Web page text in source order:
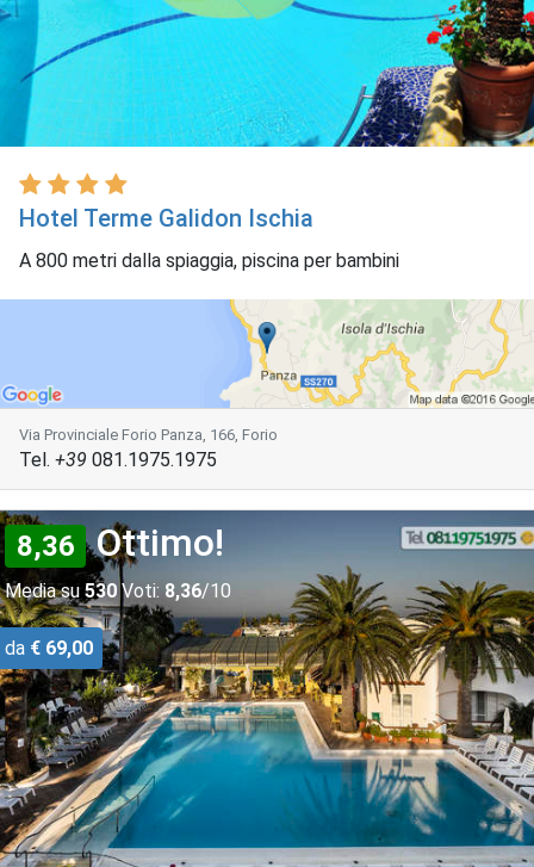
Hotel Terme Galidon Ischia
A 800 metri dalla spiaggia, piscina per bambini
Via Provinciale Forio Panza, 166, Forio
Tel. +39 081.1975.1975
8,36 Ottimo!
Media su 530 Voti: 8,36/10
da € 69,00